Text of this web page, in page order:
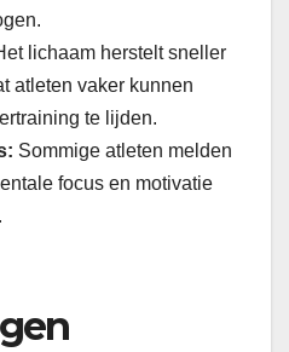
lichaam herstelt sneller
atleten vaker kunnen
te lijden.
Sommige atleten melden
focus en motivatie